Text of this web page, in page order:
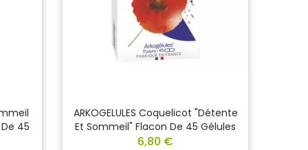
45
ARKOGELULES Coquelicot "Détente
Et Sommeil" Flacon De 45 Gélules
6,80 €